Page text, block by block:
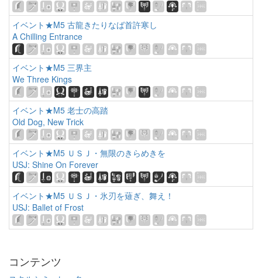
イベント★M5 古龍きたりなば首許寒し
A Chilling Entrance
イベント★M5 三界主
We Three Kings
イベント★M5 老士の高踏
Old Dog, New Trick
イベント★M5 ＵＳＪ・無限のきらめきを
USJ: Shine On Forever
イベント★M5 ＵＳＪ・氷刃を薙ぎ、舞え！
USJ: Ballet of Frost
コンテンツ